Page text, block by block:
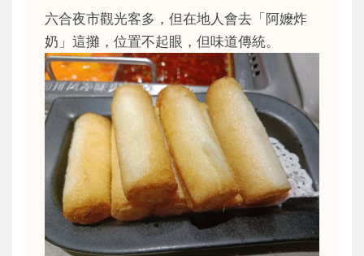
六合夜市觀光客多，但在地人會去「阿嬤炸
奶」這攤，位置不起眼，但味道傳統。